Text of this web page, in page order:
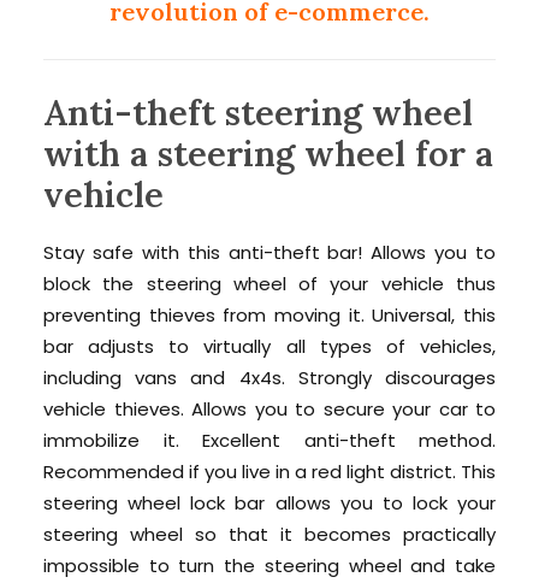
revolution of e-commerce.
Anti-theft steering wheel
with a steering wheel for a
vehicle
Stay safe with this anti-theft bar! Allows you to
block the steering wheel of your vehicle thus
preventing thieves from moving it. Universal, this
bar adjusts to virtually all types of vehicles,
including vans and 4x4s. Strongly discourages
vehicle thieves. Allows you to secure your car to
immobilize it. Excellent anti-theft method.
Recommended if you live in a red light district. This
steering wheel lock bar allows you to lock your
steering wheel so that it becomes practically
impossible to turn the steering wheel and take